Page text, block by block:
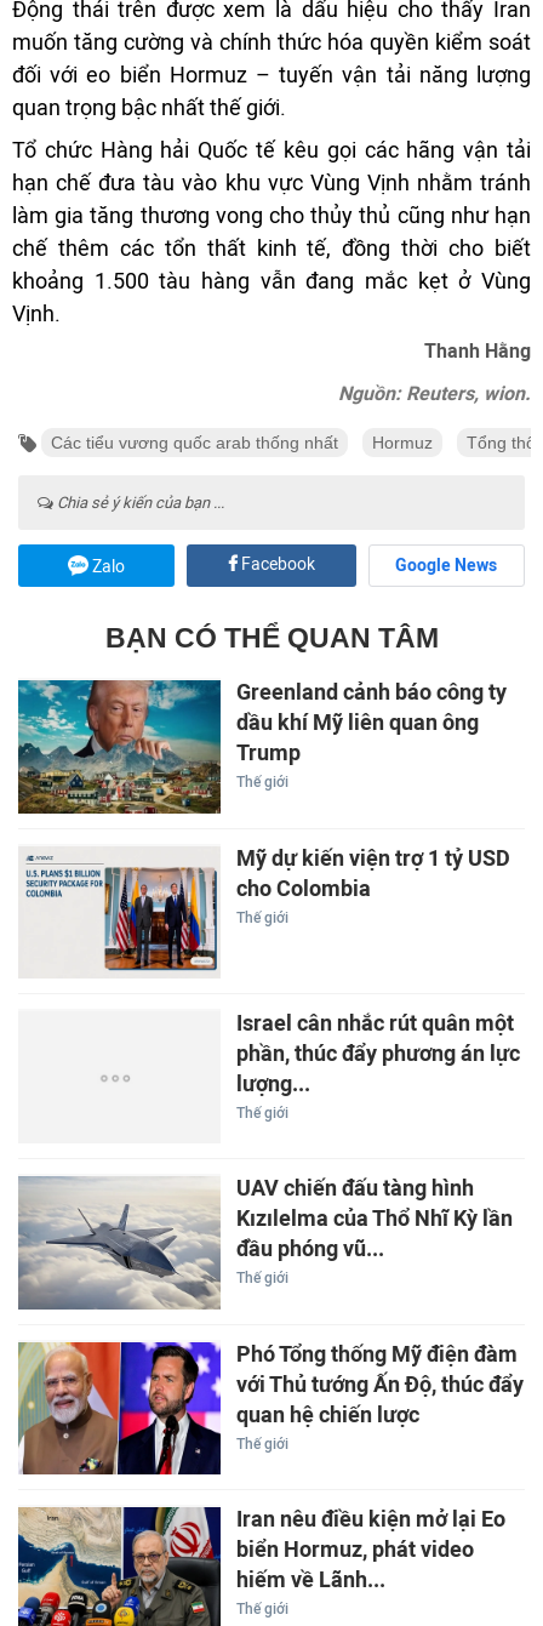
Động thái trên được xem là dấu hiệu cho thấy Iran
muốn tăng cường và chính thức hóa quyền kiểm soát
đối với eo biển Hormuz – tuyến vận tải năng lượng
quan trọng bậc nhất thế giới.
Tổ chức Hàng hải Quốc tế kêu gọi các hãng vận tải
hạn chế đưa tàu vào khu vực Vùng Vịnh nhằm tránh
làm gia tăng thương vong cho thủy thủ cũng như hạn
chế thêm các tổn thất kinh tế, đồng thời cho biết
khoảng 1.500 tàu hàng vẫn đang mắc kẹt ở Vùng
Vịnh.
Thanh Hằng
Nguồn: Reuters, wion.
Các tiểu vương quốc arab thống nhất Hormuz Tổng
Chia sẻ ý kiến của bạn ...
Zalo Facebook Google News
BẠN CÓ THỂ QUAN TÂM
Greenland cảnh báo công ty
dầu khí Mỹ liên quan ông
Trump
Thế giới
Mỹ dự kiến viện trợ 1 tỷ USD
cho Colombia
Thế giới
Israel cân nhắc rút quân một
phần, thúc đẩy phương án lực
lượng...
Thế giới
UAV chiến đấu tàng hình
Kızılelma của Thổ Nhĩ Kỳ lần
đầu phóng vũ...
Thế giới
Phó Tổng thống Mỹ điện đàm
với Thủ tướng Ấn Độ, thúc đẩy
quan hệ chiến lược
Thế giới
Iran nêu điều kiện mở lại Eo
biển Hormuz, phát video
hiếm về Lãnh...
Thế giới